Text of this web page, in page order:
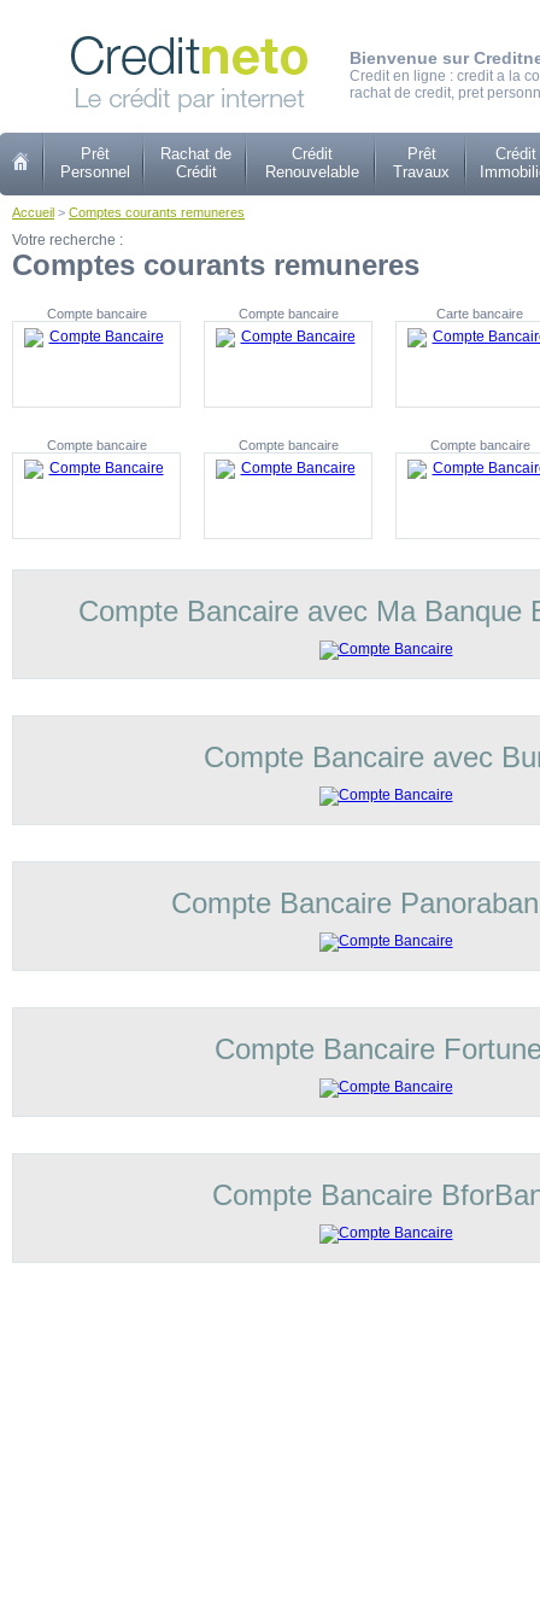
Bienvenue sur
Credit en ligne : credit a la
rachat de credit, pret
Prêt
Personnel
Rachat de
Crédit
Crédit
Renouvelable
Prêt
Travaux
Crédit
Accueil > Comptes courants remuneres
Votre recherche :
Comptes courants remuneres
Compte bancaire Compte bancaire Carte bancaire
Compte bancaire Compte bancaire Compte bancaire
Compte Bancaire avec Ma Banque
Compte Bancaire avec
Compte Bancaire
Compte Bancaire
Compte Bancaire